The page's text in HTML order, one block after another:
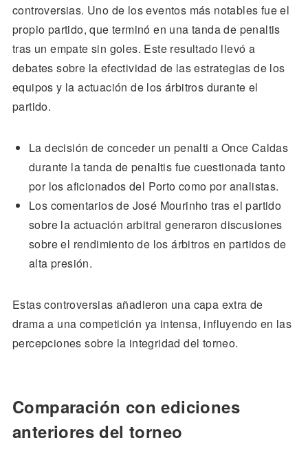
controversias. Uno de los eventos más notables fue el
propio partido, que terminó en una tanda de penaltis
tras un empate sin goles. Este resultado llevó a
debates sobre la efectividad de las estrategias de los
equipos y la actuación de los árbitros durante el
partido.
La decisión de conceder un penalti a Once Caldas
durante la tanda de penaltis fue cuestionada tanto
por los aficionados del Porto como por analistas.
Los comentarios de José Mourinho tras el partido
sobre la actuación arbitral generaron discusiones
sobre el rendimiento de los árbitros en partidos de
alta presión.
Estas controversias añadieron una capa extra de
drama a una competición ya intensa, influyendo en las
percepciones sobre la integridad del torneo.
Comparación con ediciones
anteriores del torneo